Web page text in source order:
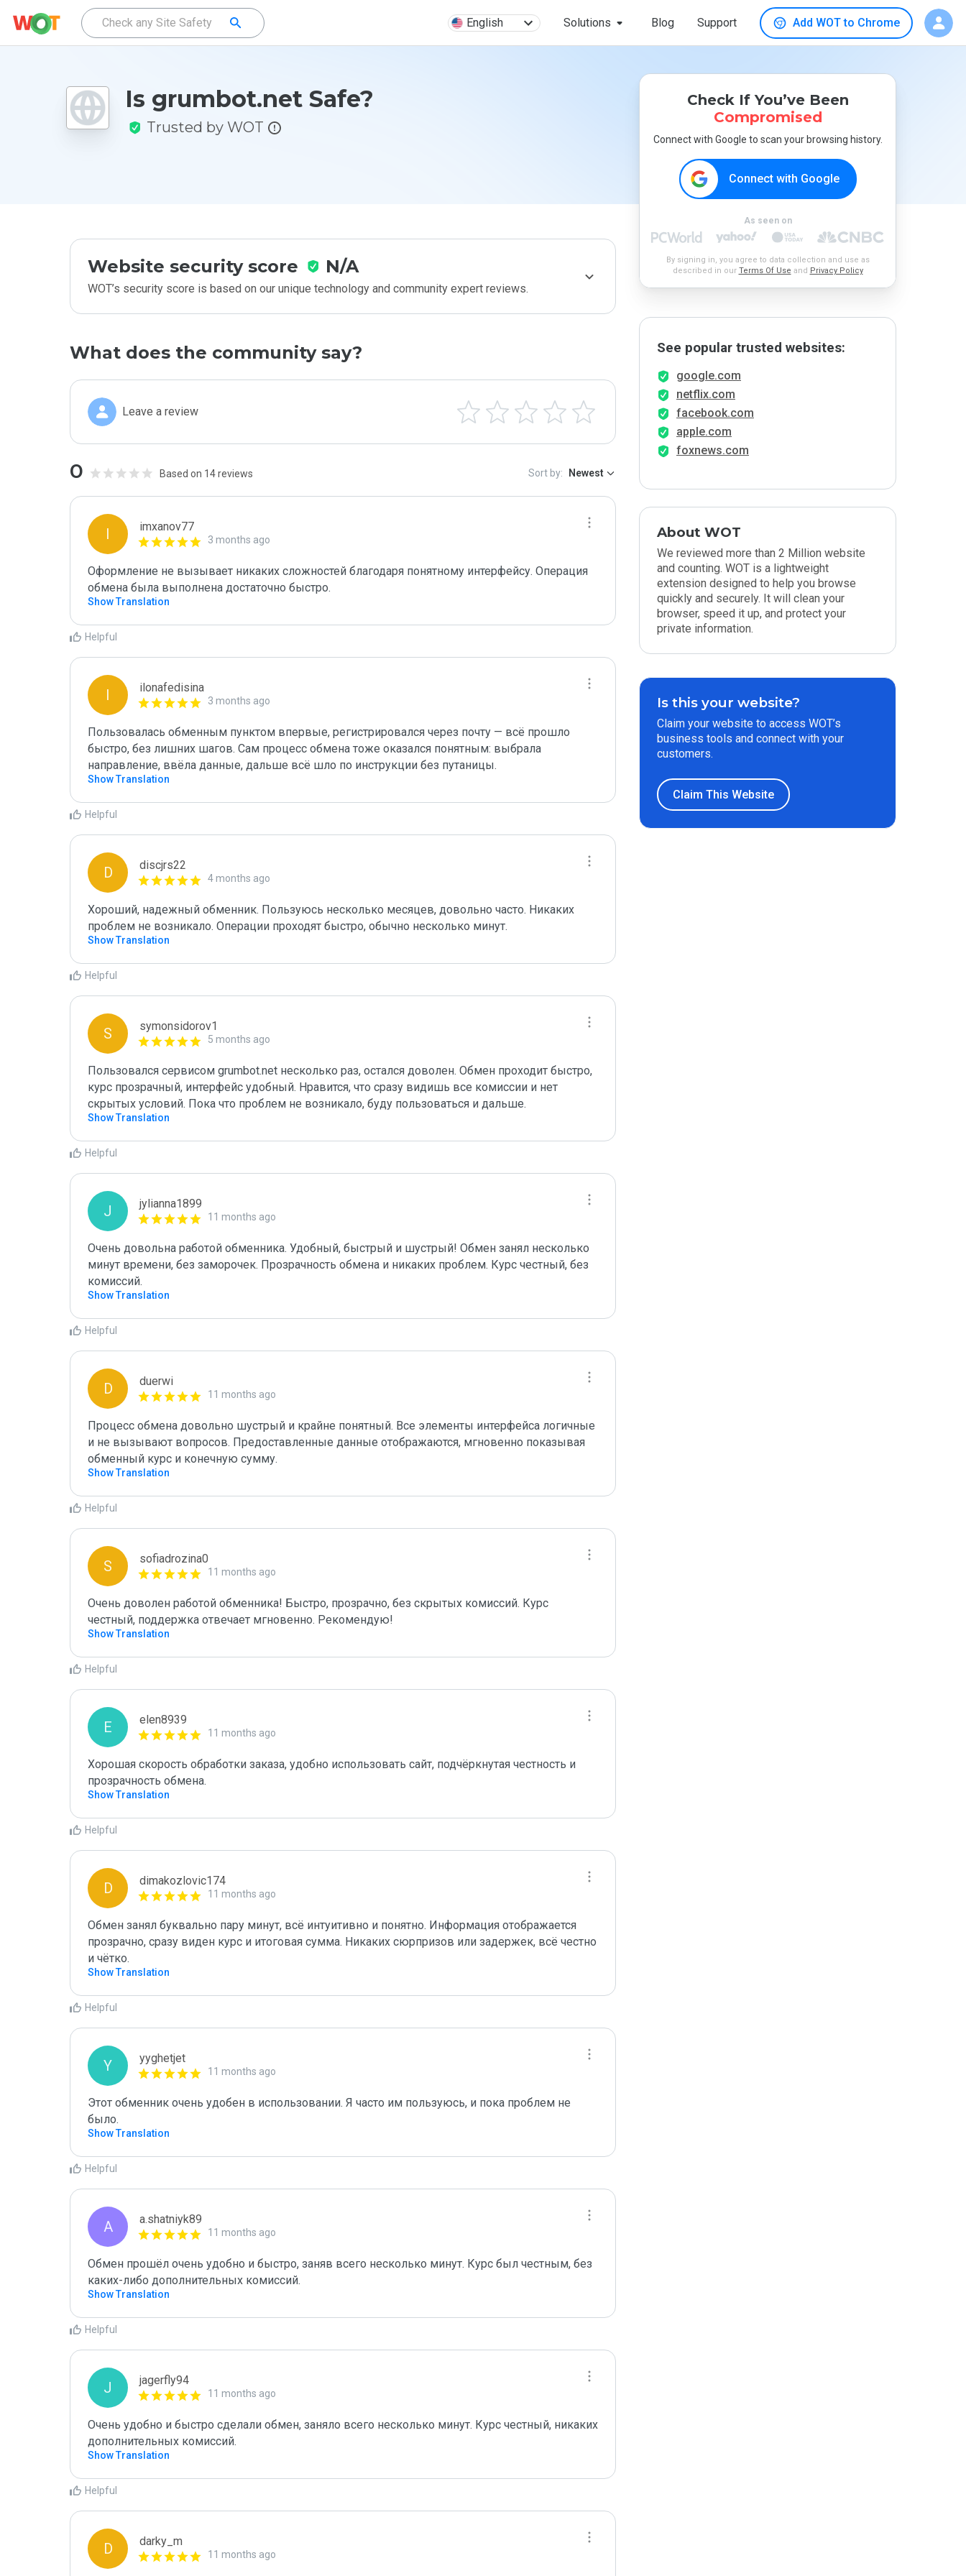
English Solutions Blog Support Add WOT to Chrome
Is grumbot.net Safe?
Trusted by WOT
Website security score N/A
WOT’s security score is based on our unique technology and community expert reviews.
What does the community say?
Leave a review
0 Based on 14 reviews Sort by: Newest
I imxanov77
3 months ago
Оформление не вызывает никаких сложностей благодаря понятному интерфейсу. Операция
обмена была выполнена достаточно быстро.
Show Translation
Helpful
I ilonafedisina
3 months ago
Пользовалась обменным пунктом впервые, регистрировался через почту — всё прошло
быстро, без лишних шагов. Сам процесс обмена тоже оказался понятным: выбрала
направление, ввёла данные, дальше всё шло по инструкции без путаницы.
Show Translation
Helpful
D discjrs22
4 months ago
Хороший, надежный обменник. Пользуюсь несколько месяцев, довольно часто. Никаких
проблем не возникало. Операции проходят быстро, обычно несколько минут.
Show Translation
Helpful
S symonsidorov1
5 months ago
Пользовался сервисом grumbot.net несколько раз, остался доволен. Обмен проходит быстро,
курс прозрачный, интерфейс удобный. Нравится, что сразу видишь все комиссии и нет
скрытых условий. Пока что проблем не возникало, буду пользоваться и дальше.
Show Translation
Helpful
J jylianna1899
11 months ago
Очень довольна работой обменника. Удобный, быстрый и шустрый! Обмен занял несколько
минут времени, без заморочек. Прозрачность обмена и никаких проблем. Курс честный, без
комиссий.
Show Translation
Helpful
D duerwi
11 months ago
Процесс обмена довольно шустрый и крайне понятный. Все элементы интерфейса логичные
и не вызывают вопросов. Предоставленные данные отображаются, мгновенно показывая
обменный курс и конечную сумму.
Show Translation
Helpful
S sofiadrozina0
11 months ago
Очень доволен работой обменника! Быстро, прозрачно, без скрытых комиссий. Курс
честный, поддержка отвечает мгновенно. Рекомендую!
Show Translation
Helpful
E elen8939
11 months ago
Хорошая скорость обработки заказа, удобно использовать сайт, подчёркнутая честность и
прозрачность обмена.
Show Translation
Helpful
D dimakozlovic174
11 months ago
Обмен занял буквально пару минут, всё интуитивно и понятно. Информация отображается
прозрачно, сразу виден курс и итоговая сумма. Никаких сюрпризов или задержек, всё честно
и чётко.
Show Translation
Helpful
Y yyghetjet
11 months ago
Этот обменник очень удобен в использовании. Я часто им пользуюсь, и пока проблем не
было.
Show Translation
Helpful
A a.shatniyk89
11 months ago
Обмен прошёл очень удобно и быстро, заняв всего несколько минут. Курс был честным, без
каких-либо дополнительных комиссий.
Show Translation
Helpful
J jagerfly94
11 months ago
Очень удобно и быстро сделали обмен, заняло всего несколько минут. Курс честный, никаких
дополнительных комиссий.
Show Translation
Helpful
D darky_m
11 months ago
Check If You’ve Been
Compromised
Connect with Google to scan your browsing history.
Connect with Google
As seen on
By signing in, you agree to data collection and use as
described in our Terms Of Use and Privacy Policy
See popular trusted websites:
google.com
netflix.com
facebook.com
apple.com
foxnews.com
About WOT
We reviewed more than 2 Million website
and counting. WOT is a lightweight
extension designed to help you browse
quickly and securely. It will clean your
browser, speed it up, and protect your
private information.
Is this your website?
Claim your website to access WOT’s
business tools and connect with your
customers.
Claim This Website